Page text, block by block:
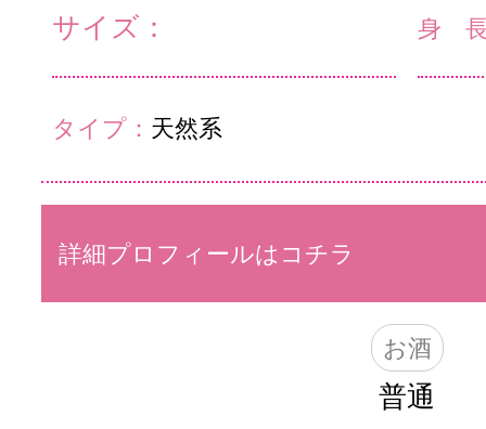
サイズ： 身
タイプ： 天然系
詳細プロフィールはコチラ
お酒
普通